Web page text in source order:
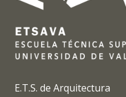
E.T.S. de Arquitectura